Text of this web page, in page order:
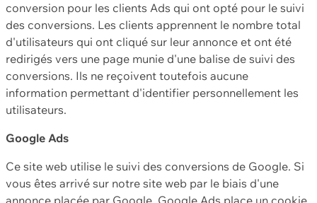
conversion pour les clients Ads qui ont opté pour le suivi
des conversions. Les clients apprennent le nombre total
d'utilisateurs qui ont cliqué sur leur annonce et ont été
redirigés vers une page munie d'une balise de suivi des
conversions. Ils ne reçoivent toutefois aucune
information permettant d'identifier personnellement les
utilisateurs.
Google Ads
Ce site web utilise le suivi des conversions de Google. Si
vous êtes arrivé sur notre site web par le biais d'une